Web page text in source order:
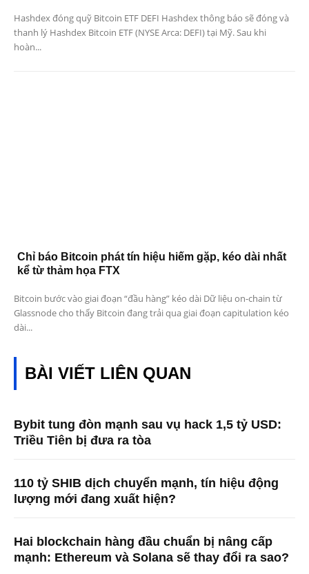
Hashdex đóng quỹ Bitcoin ETF DEFI Hashdex thông báo sẽ đóng và
thanh lý Hashdex Bitcoin ETF (NYSE Arca: DEFI) tại Mỹ. Sau khi
hoàn...
Chỉ báo Bitcoin phát tín hiệu hiếm gặp, kéo dài nhất
kể từ thảm họa FTX
Bitcoin bước vào giai đoạn “đầu hàng” kéo dài Dữ liệu on-chain từ
Glassnode cho thấy Bitcoin đang trải qua giai đoạn capitulation kéo
dài...
BÀI VIẾT LIÊN QUAN
Bybit tung đòn mạnh sau vụ hack 1,5 tỷ USD:
Triều Tiên bị đưa ra tòa
110 tỷ SHIB dịch chuyển mạnh, tín hiệu động
lượng mới đang xuất hiện?
Hai blockchain hàng đầu chuẩn bị nâng cấp
mạnh: Ethereum và Solana sẽ thay đổi ra sao?